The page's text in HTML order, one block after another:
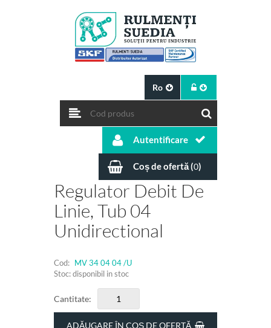
Ro
Autentificare
Coș de ofertă (0)
Regulator Debit De
Linie, Tub 04
Unidirectional
Cod: MV 34 04 04 /U
Stoc: disponibil in stoc
Cantitate: